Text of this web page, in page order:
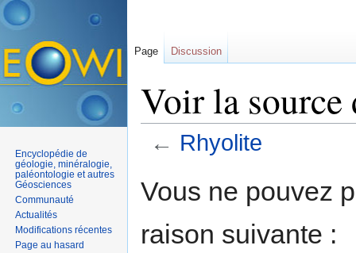
Voir la
← Rhyolite
Vous ne pouvez
raison suivante :
Page Discussion
Encyclopédie de
géologie, minéralogie,
paléontologie et autres
Géosciences
Communauté
Actualités
Modifications récentes
Page au hasard